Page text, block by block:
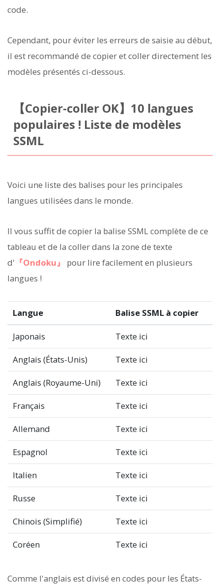
code.
Cependant, pour éviter les erreurs de saisie au début,
il est recommandé de copier et coller directement les
modèles présentés ci-dessous.
【Copier-coller OK】10 langues
populaires ! Liste de modèles
SSML
Voici une liste des balises pour les principales
langues utilisées dans le monde.
Il vous suffit de copier la balise SSML complète de ce
tableau et de la coller dans la zone de texte
d' 『Ondoku』
pour lire facilement en plusieurs
langues !
Langue Balise SSML à copier
Japonais Texte ici
Anglais (États-Unis) Texte ici
Anglais (Royaume-Uni) Texte ici
Français Texte ici
Allemand Texte ici
Espagnol Texte ici
Italien Texte ici
Russe Texte ici
Chinois (Simplifié) Texte ici
Coréen Texte ici
Comme l'anglais est divisé en codes pour les États-